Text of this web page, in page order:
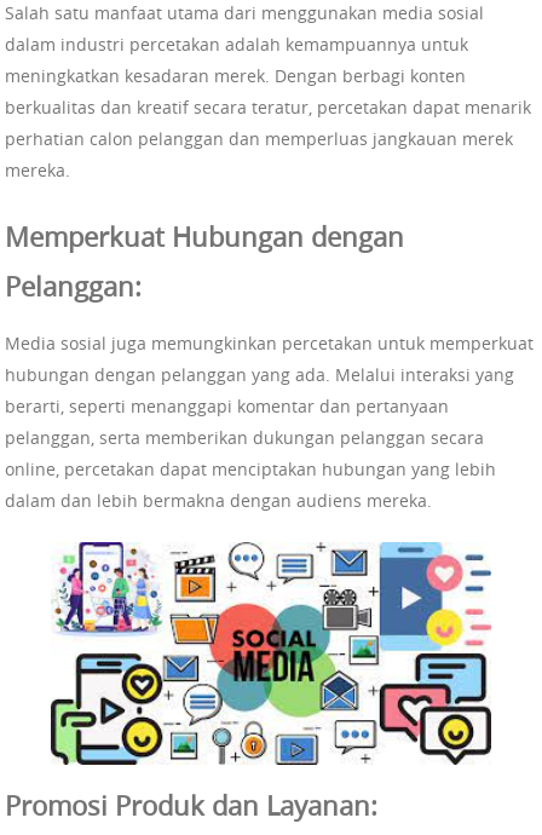
Salah satu manfaat utama dari menggunakan media sosial
dalam industri percetakan adalah kemampuannya untuk
meningkatkan kesadaran merek. Dengan berbagi konten
berkualitas dan kreatif secara teratur, percetakan dapat menarik
perhatian calon pelanggan dan memperluas jangkauan merek
mereka.
Memperkuat Hubungan dengan
Pelanggan:
Media sosial juga memungkinkan percetakan untuk memperkuat
hubungan dengan pelanggan yang ada. Melalui interaksi yang
berarti, seperti menanggapi komentar dan pertanyaan
pelanggan, serta memberikan dukungan pelanggan secara
online, percetakan dapat menciptakan hubungan yang lebih
dalam dan lebih bermakna dengan audiens mereka.
Promosi Produk dan Layanan: